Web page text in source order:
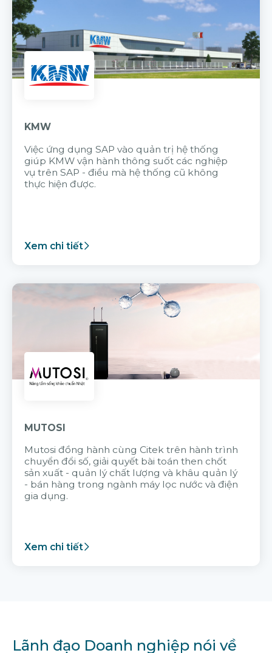
KMW
Việc ứng dụng SAP vào quản trị hệ thống
giúp KMW vận hành thông suốt các nghiệp
vụ trên SAP - điều mà hệ thống cũ không
thực hiện được.
Xem chi tiết
MUTOSI
Mutosi đồng hành cùng Citek trên hành trình
chuyển đổi số, giải quyết bài toán then chốt
sản xuất - quản lý chất lượng và khâu quản lý
- bán hàng trong ngành máy lọc nước và điện
gia dụng.
Xem chi tiết
Lãnh đạo Doanh nghiệp nói về